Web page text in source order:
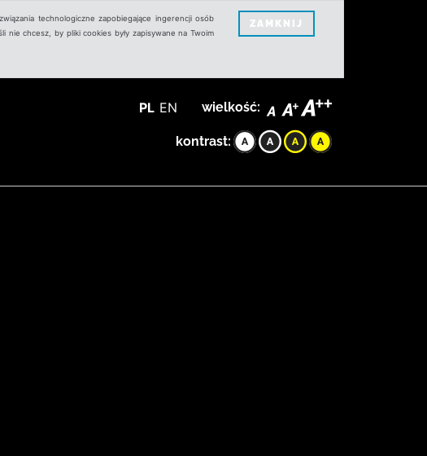
technologiczne zapobiegające ingerencji osób
chcesz, by pliki cookies były zapisywane na Twoim
ZAMKNIJ
PL EN wielkość:
kontrast: